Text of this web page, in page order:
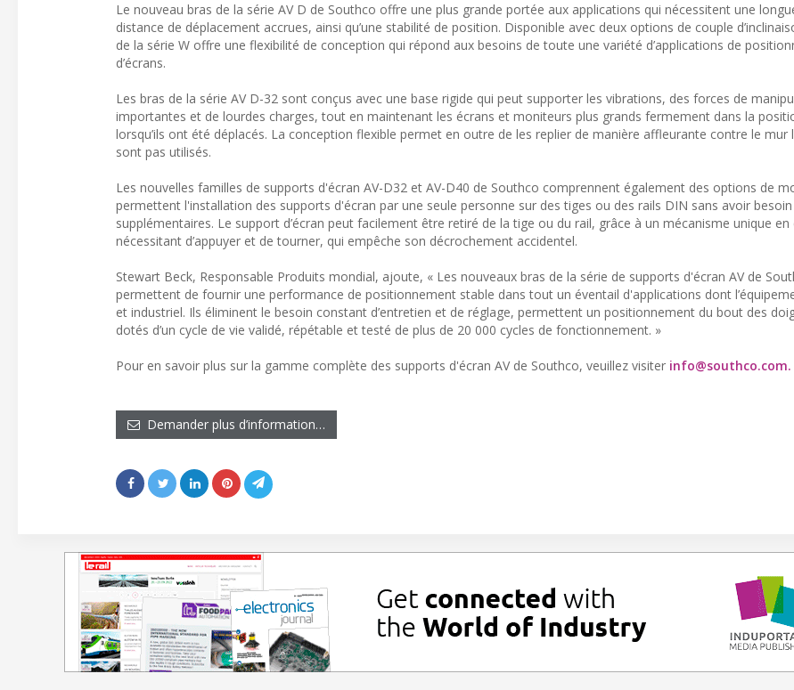
Le nouveau bras de la série AV D de Southco offre une plus grande portée aux applications qui nécessitent une
distance de déplacement accrues, ainsi qu’une stabilité de position. Disponible avec deux options de couple
de la série W offre une flexibilité de conception qui répond aux besoins de toute une variété d’applications de
d’écrans.
Les bras de la série AV D-32 sont conçus avec une base rigide qui peut supporter les vibrations, des forces de
importantes et de lourdes charges, tout en maintenant les écrans et moniteurs plus grands fermement dans la
lorsqu’ils ont été déplacés. La conception flexible permet en outre de les replier de manière affleurante contre le mur
sont pas utilisés.
Les nouvelles familles de supports d'écran AV-D32 et AV-D40 de Southco comprennent également des options de
permettent l'installation des supports d'écran par une seule personne sur des tiges ou des rails DIN sans avoir besoin
supplémentaires. Le support d’écran peut facilement être retiré de la tige ou du rail, grâce à un mécanisme unique en
nécessitant d’appuyer et de tourner, qui empêche son décrochement accidentel.
Stewart Beck, Responsable Produits mondial, ajoute, « Les nouveaux bras de la série de supports d'écran AV de
permettent de fournir une performance de positionnement stable dans tout un éventail d'applications dont
et industriel. Ils éliminent le besoin constant d’entretien et de réglage, permettent un positionnement du bout des
dotés d’un cycle de vie validé, répétable et testé de plus de 20 000 cycles de fonctionnement. »
Pour en savoir plus sur la gamme complète des supports d'écran AV de Southco, veuillez visiter info@southco.com.
Demander plus d’information…